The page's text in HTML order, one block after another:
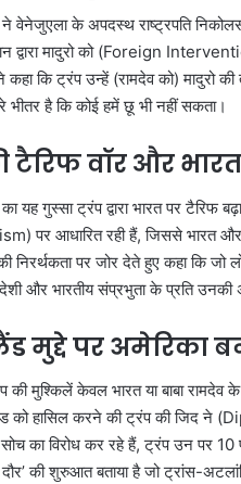
ने वेनेजुएला के अपदस्थ राष्ट्रपति
द्वारा मादुरो को (Foreign
कहा कि ट्रंप उन्हें (रामदेव को) मादुरो
भीतर है कि कोई हमें छू भी नहीं सकता।
टैरिफ वॉर और
का यह गुस्सा ट्रंप द्वारा भारत पर
पर आधारित रही हैं, जिससे भारत और
की निरर्थकता पर जोर देते हुए कहा कि
और भारतीय संप्रभुता के प्रति उनकी
मुद्दे पर अमेरिका
की मुश्किलें केवल भारत या बाबा रामदेव
को हासिल करने की ट्रंप की जिद ने
सोच का विरोध कर रहे हैं, ट्रंप उन
की शुरुआत बताया है जो ट्रांस-